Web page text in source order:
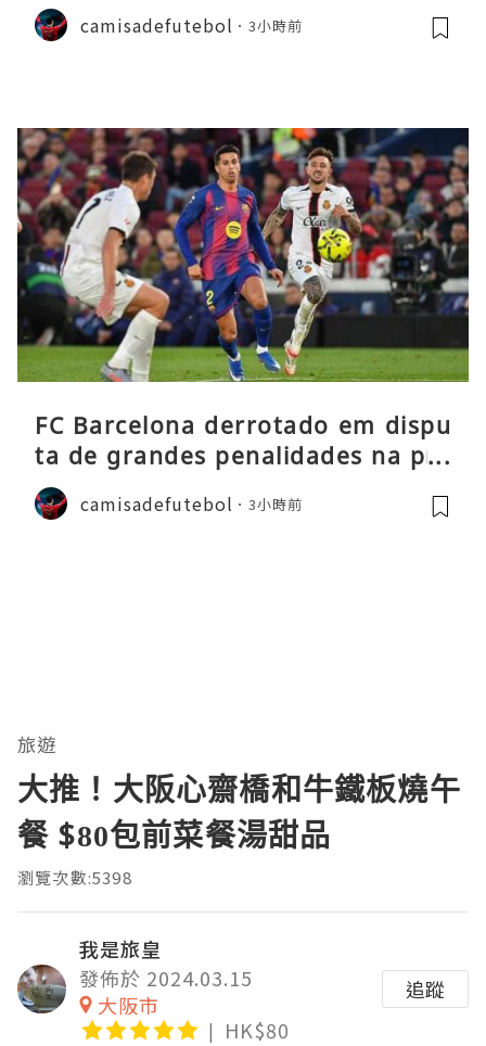
camisadefutebol 3小時前
FC Barcelona derrotado em dispu
ta de grandes penalidades na pré
-época
camisadefutebol 3小時前
旅遊
大推！大阪心齋橋和牛鐵板燒午
餐 $80包前菜餐湯甜品
瀏覽次數:5398
我是旅皇
發佈於 2024.03.15
大阪市
HK$80
追蹤